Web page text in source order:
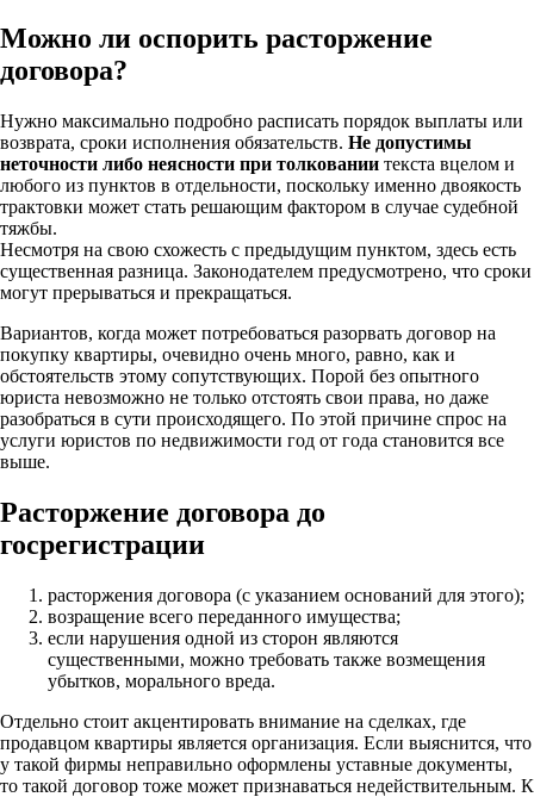
Можно ли оспорить расторжение
договора?
Нужно максимально подробно расписать порядок выплаты или
возврата, сроки исполнения обязательств. Не допустимы
неточности либо неясности при толковании текста вцелом и
любого из пунктов в отдельности, поскольку именно двоякость
трактовки может стать решающим фактором в случае судебной
тяжбы.
Несмотря на свою схожесть с предыдущим пунктом, здесь есть
существенная разница. Законодателем предусмотрено, что сроки
могут прерываться и прекращаться.
Вариантов, когда может потребоваться разорвать договор на
покупку квартиры, очевидно очень много, равно, как и
обстоятельств этому сопутствующих. Порой без опытного
юриста невозможно не только отстоять свои права, но даже
разобраться в сути происходящего. По этой причине спрос на
услуги юристов по недвижимости год от года становится все
выше.
Расторжение договора до
госрегистрации
расторжения договора (с указанием оснований для этого);
возращение всего переданного имущества;
если нарушения одной из сторон являются
существенными, можно требовать также возмещения
убытков, морального вреда.
Отдельно стоит акцентировать внимание на сделках, где
продавцом квартиры является организация. Если выяснится, что
у такой фирмы неправильно оформлены уставные документы,
то такой договор тоже может признаваться недействительным. К